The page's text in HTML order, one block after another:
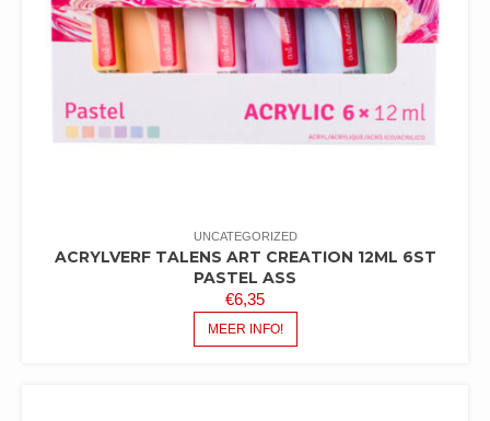
UNCATEGORIZED
ACRYLVERF TALENS ART CREATION 12ML 6ST
PASTEL ASS
€6,35
MEER INFO!